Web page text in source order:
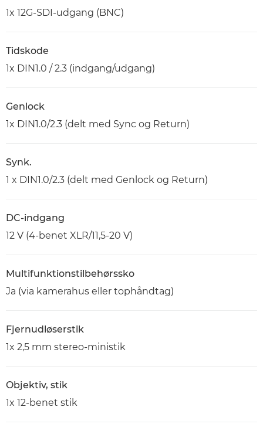
1x 12G-SDI-udgang (BNC)
Tidskode
1x DIN1.0 / 2.3 (indgang/udgang)
Genlock
1x DIN1.0/2.3 (delt med Sync og Return)
Synk.
1 x DIN1.0/2.3 (delt med Genlock og Return)
DC-indgang
12 V (4-benet XLR/11,5-20 V)
Multifunktionstilbehørssko
Ja (via kamerahus eller tophåndtag)
Fjernudløserstik
1x 2,5 mm stereo-ministik
Objektiv, stik
1x 12-benet stik